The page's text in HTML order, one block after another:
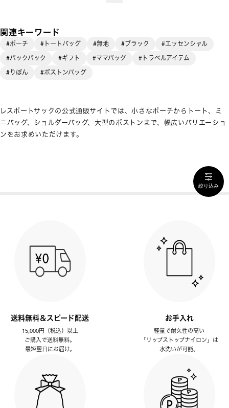
関連キーワード
#ポーチ #トートバッグ #無地 #ブラック
#エッセンシャル
#バックパック
#ギフト #ママバッグ
#トラベルアイテム
#りぼん
#ボストンバッグ
レスポートサックの公式通販サイトでは、小さなポーチからトート、ミ
ニバッグ、ショルダーバッグ、大型のボストンまで、幅広いバリエーショ
ンをお求めいただけます。
絞り込み
送料無料＆スピード配送
15,000円（税込）以上
ご購入で送料無料。
最短翌日にお届け。
お手入れ
軽量で耐久性の高い
「リップストップナイロン」は
水洗いが可能。